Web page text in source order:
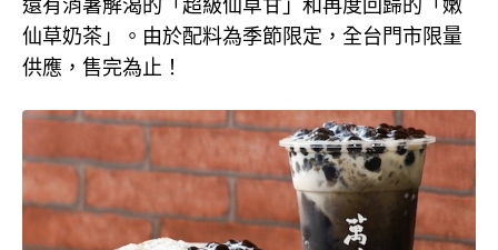
還有消暑解渴的「超級仙草甘」和再度回歸的「嫩
仙草奶茶」。由於配料為季節限定，全台門市限量
供應，售完為止！